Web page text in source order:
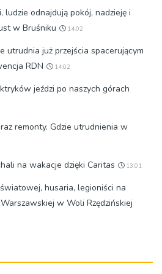
ludzie odnajdują pokój, nadzieję i
w Bruśniku
14:02
utrudnia już przejścia spacerującym
RDN
14:02
jeździ po naszych górach
remonty. Gdzie utrudnienia w
na wakacje dzięki Caritas 13:01
husaria, legioniści na
w Woli Rzędzińskiej